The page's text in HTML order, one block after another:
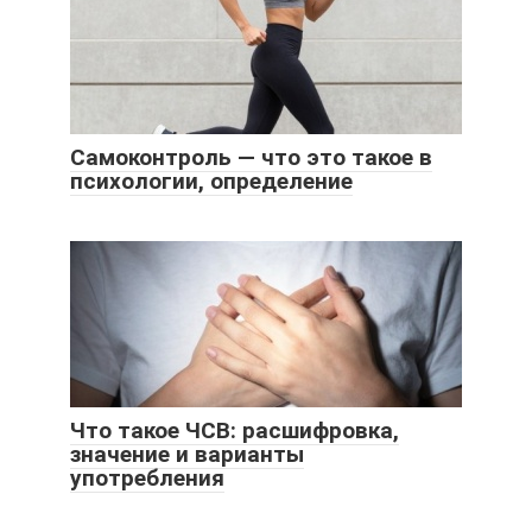
Самоконтроль — что это такое в
психологии, определение
Что такое ЧСВ: расшифровка,
значение и варианты
употребления